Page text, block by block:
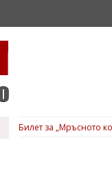
Билет за „Мръсното